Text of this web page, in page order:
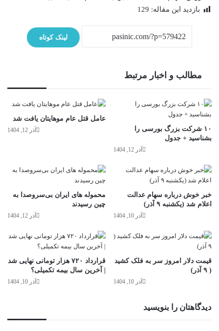
بازدید این مقاله: 129
لینک کوتاه
مطالب و اخبار مرتبط
عامل قتل عام موهایتان یافت شد
آذر 12, 1404
۱۰ شرکت بزرگ بورسی را
بشناسید + جدول
آذر 12, 1404
محموله‌ های ایران بی‌سروصدا به
چین رسیدند
آذر 12, 1404
خبر خوش درباره سهام عدالت
اعلام شد (یکشنبه ۹ آذر)
آذر 10, 1404
قرارداد ۷۲۰ هزار تومانی نهایی شد
| آخرین سال بیمه تکمیلی؟
آذر 10, 1404
قیمت دلار امروز سر به فلک کشید
( ۹ آذر)
آذر 10, 1404
دیدگاهتان را بنویسید